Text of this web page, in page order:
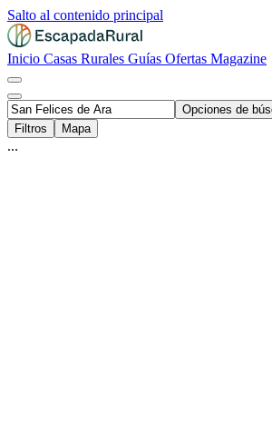
Salto al contenido principal
Inicio Casas Rurales Guías Ofertas Magazine
Opciones de
Filtros
Mapa
...